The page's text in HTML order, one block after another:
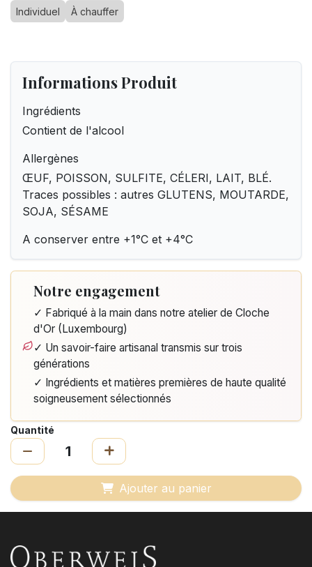
Individuel À chauffer
Informations Produit
Ingrédients
Contient de l'alcool
Allergènes
ŒUF, POISSON, SULFITE, CÉLERI, LAIT, BLÉ.
Traces possibles : autres GLUTENS, MOUTARDE,
SOJA, SÉSAME
A conserver entre +1°C et +4°C
Notre engagement
✓ Fabriqué à la main dans notre atelier de Cloche
d'Or (Luxembourg)
✓ Un savoir-faire artisanal transmis sur trois
générations
✓ Ingrédients et matières premières de haute qualité
soigneusement sélectionnés
Quantité
Ajouter au panier